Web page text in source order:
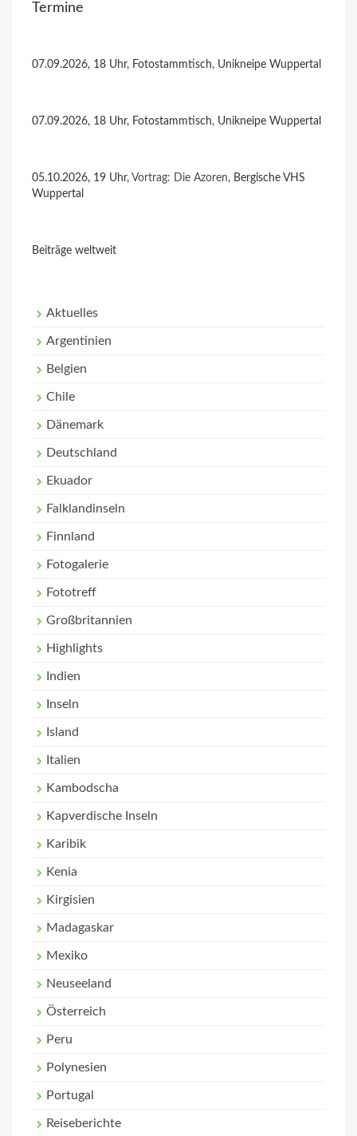
Termine
07.09.2026, 18 Uhr, Fotostammtisch, Unikneipe Wuppertal
07.09.2026, 18 Uhr, Fotostammtisch, Unikneipe Wuppertal
05.10.2026, 19 Uhr, Vortrag: Die Azoren, Bergische VHS
Wuppertal
Beiträge weltweit
Aktuelles
Argentinien
Belgien
Chile
Dänemark
Deutschland
Ekuador
Falklandinseln
Finnland
Fotogalerie
Fototreff
Großbritannien
Highlights
Indien
Inseln
Island
Italien
Kambodscha
Kapverdische Inseln
Karibik
Kenia
Kirgisien
Madagaskar
Mexiko
Neuseeland
Österreich
Peru
Polynesien
Portugal
Reiseberichte